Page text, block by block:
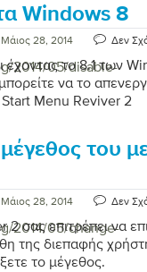
2014/05/disable-
Windows 8
Μάιος 28, 2014 Δεν
έχοντας το 8.1 των
να το
Menu Reviver 2
2014/05/change-
του
Μάιος 28, 2014 Δεν
σας επιτρέπει να
της διεπαφής
το μέγεθος.